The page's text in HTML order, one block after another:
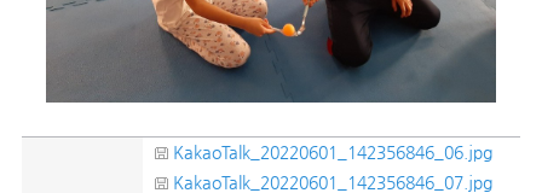
KakaoTalk_20220601_142356846_06.jpg
KakaoTalk_20220601_142356846_07.jpg